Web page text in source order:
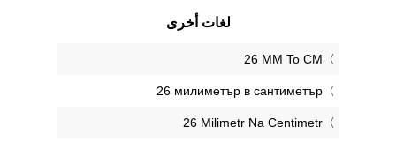
لغات أخرى
‎26 MM To CM
‎26 милиметър в сантиметър
‎26 Milimetr Na Centimetr